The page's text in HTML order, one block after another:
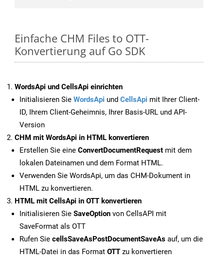
Einfache CHM Files to OTT-
Konvertierung auf Go SDK
WordsApi und CellsApi einrichten
Initialisieren Sie WordsApi und CellsApi mit Ihrer Client-
ID, Ihrem Client-Geheimnis, Ihrer Basis-URL und API-
Version
CHM mit WordsApi in HTML konvertieren
Erstellen Sie eine ConvertDocumentRequest mit dem
lokalen Dateinamen und dem Format HTML.
Verwenden Sie WordsApi, um das CHM-Dokument in
HTML zu konvertieren.
HTML mit CellsApi in OTT konvertieren
Initialisieren Sie SaveOption von CellsAPI mit
SaveFormat als OTT
Rufen Sie cellsSaveAsPostDocumentSaveAs auf, um die
HTML-Datei in das Format OTT zu konvertieren